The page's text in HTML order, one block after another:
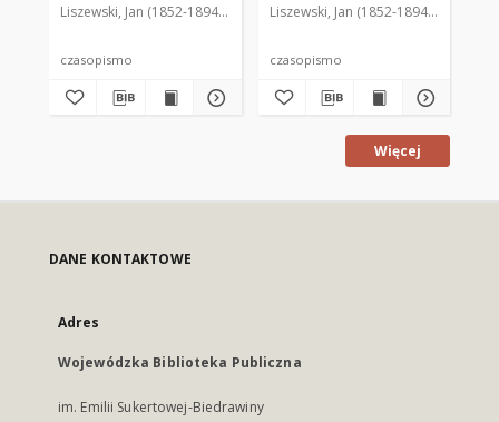
Liszewski, Jan (1852-1894). Red.
czasopismo
Liszewski, Jan (1852-1894). Red.
czasopismo
Więcej
DANE KONTAKTOWE
Adres
Wojewódzka Biblioteka Publiczna
im. Emilii Sukertowej-Biedrawiny